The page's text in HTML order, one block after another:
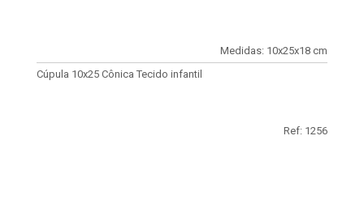
Medidas: 10x25x18 cm
Cúpula 10x25 Cônica Tecido infantil
Ref: 1256